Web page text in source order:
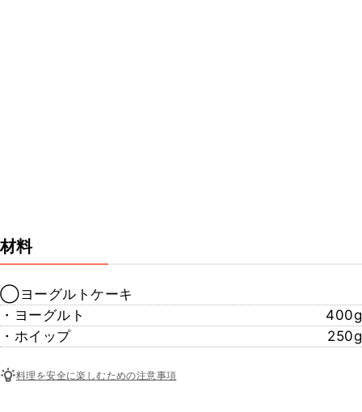
材料
◯ヨーグルトケーキ
・ヨーグルト
400g
・ホイップ
250g
料理を安全に楽しむための注意事項